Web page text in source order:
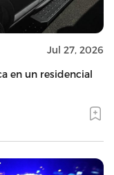
Jul 27, 2026
en un residencial